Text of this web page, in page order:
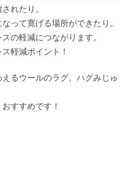
れたり。
って寛げる場所ができたり。
の軽減につながります。
軽減ポイント！
るウールのラグ、ハグみじゅ
すすめです！